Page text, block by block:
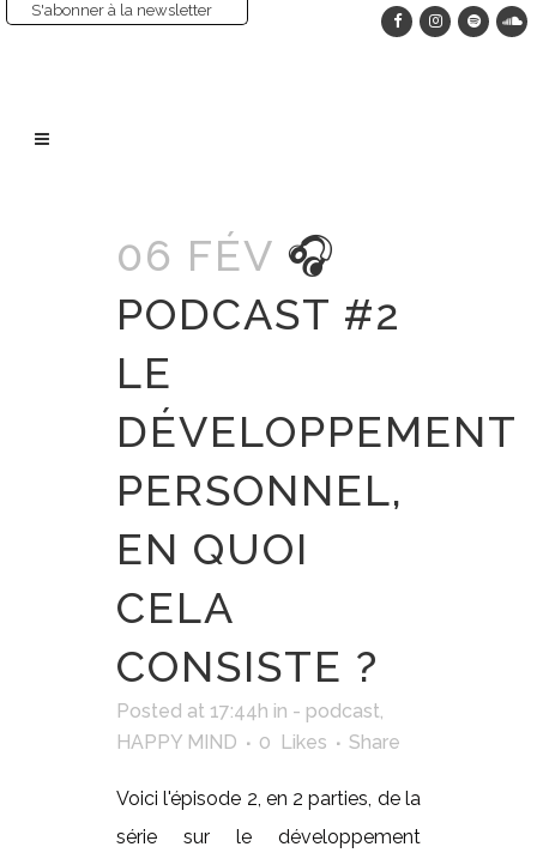
S'abonner à la newsletter
06 FÉV 🎧
PODCAST #2
LE
DÉVELOPPEMENT
PERSONNEL,
EN QUOI
CELA
CONSISTE ?
Posted at 17:44h in - podcast,
HAPPY MIND
0 Likes Share
Voici l'épisode 2, en 2 parties, de la
série sur le développement